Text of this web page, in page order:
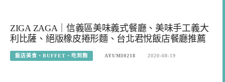
ZIGA ZAGA｜信義區美味義式餐廳、美味手工義大
利比薩、絕版橡皮捲形麵、台北君悅飯店餐廳推薦
飯店美食、BUFFET、吃到飽 AYUMI0218 2020-08-19